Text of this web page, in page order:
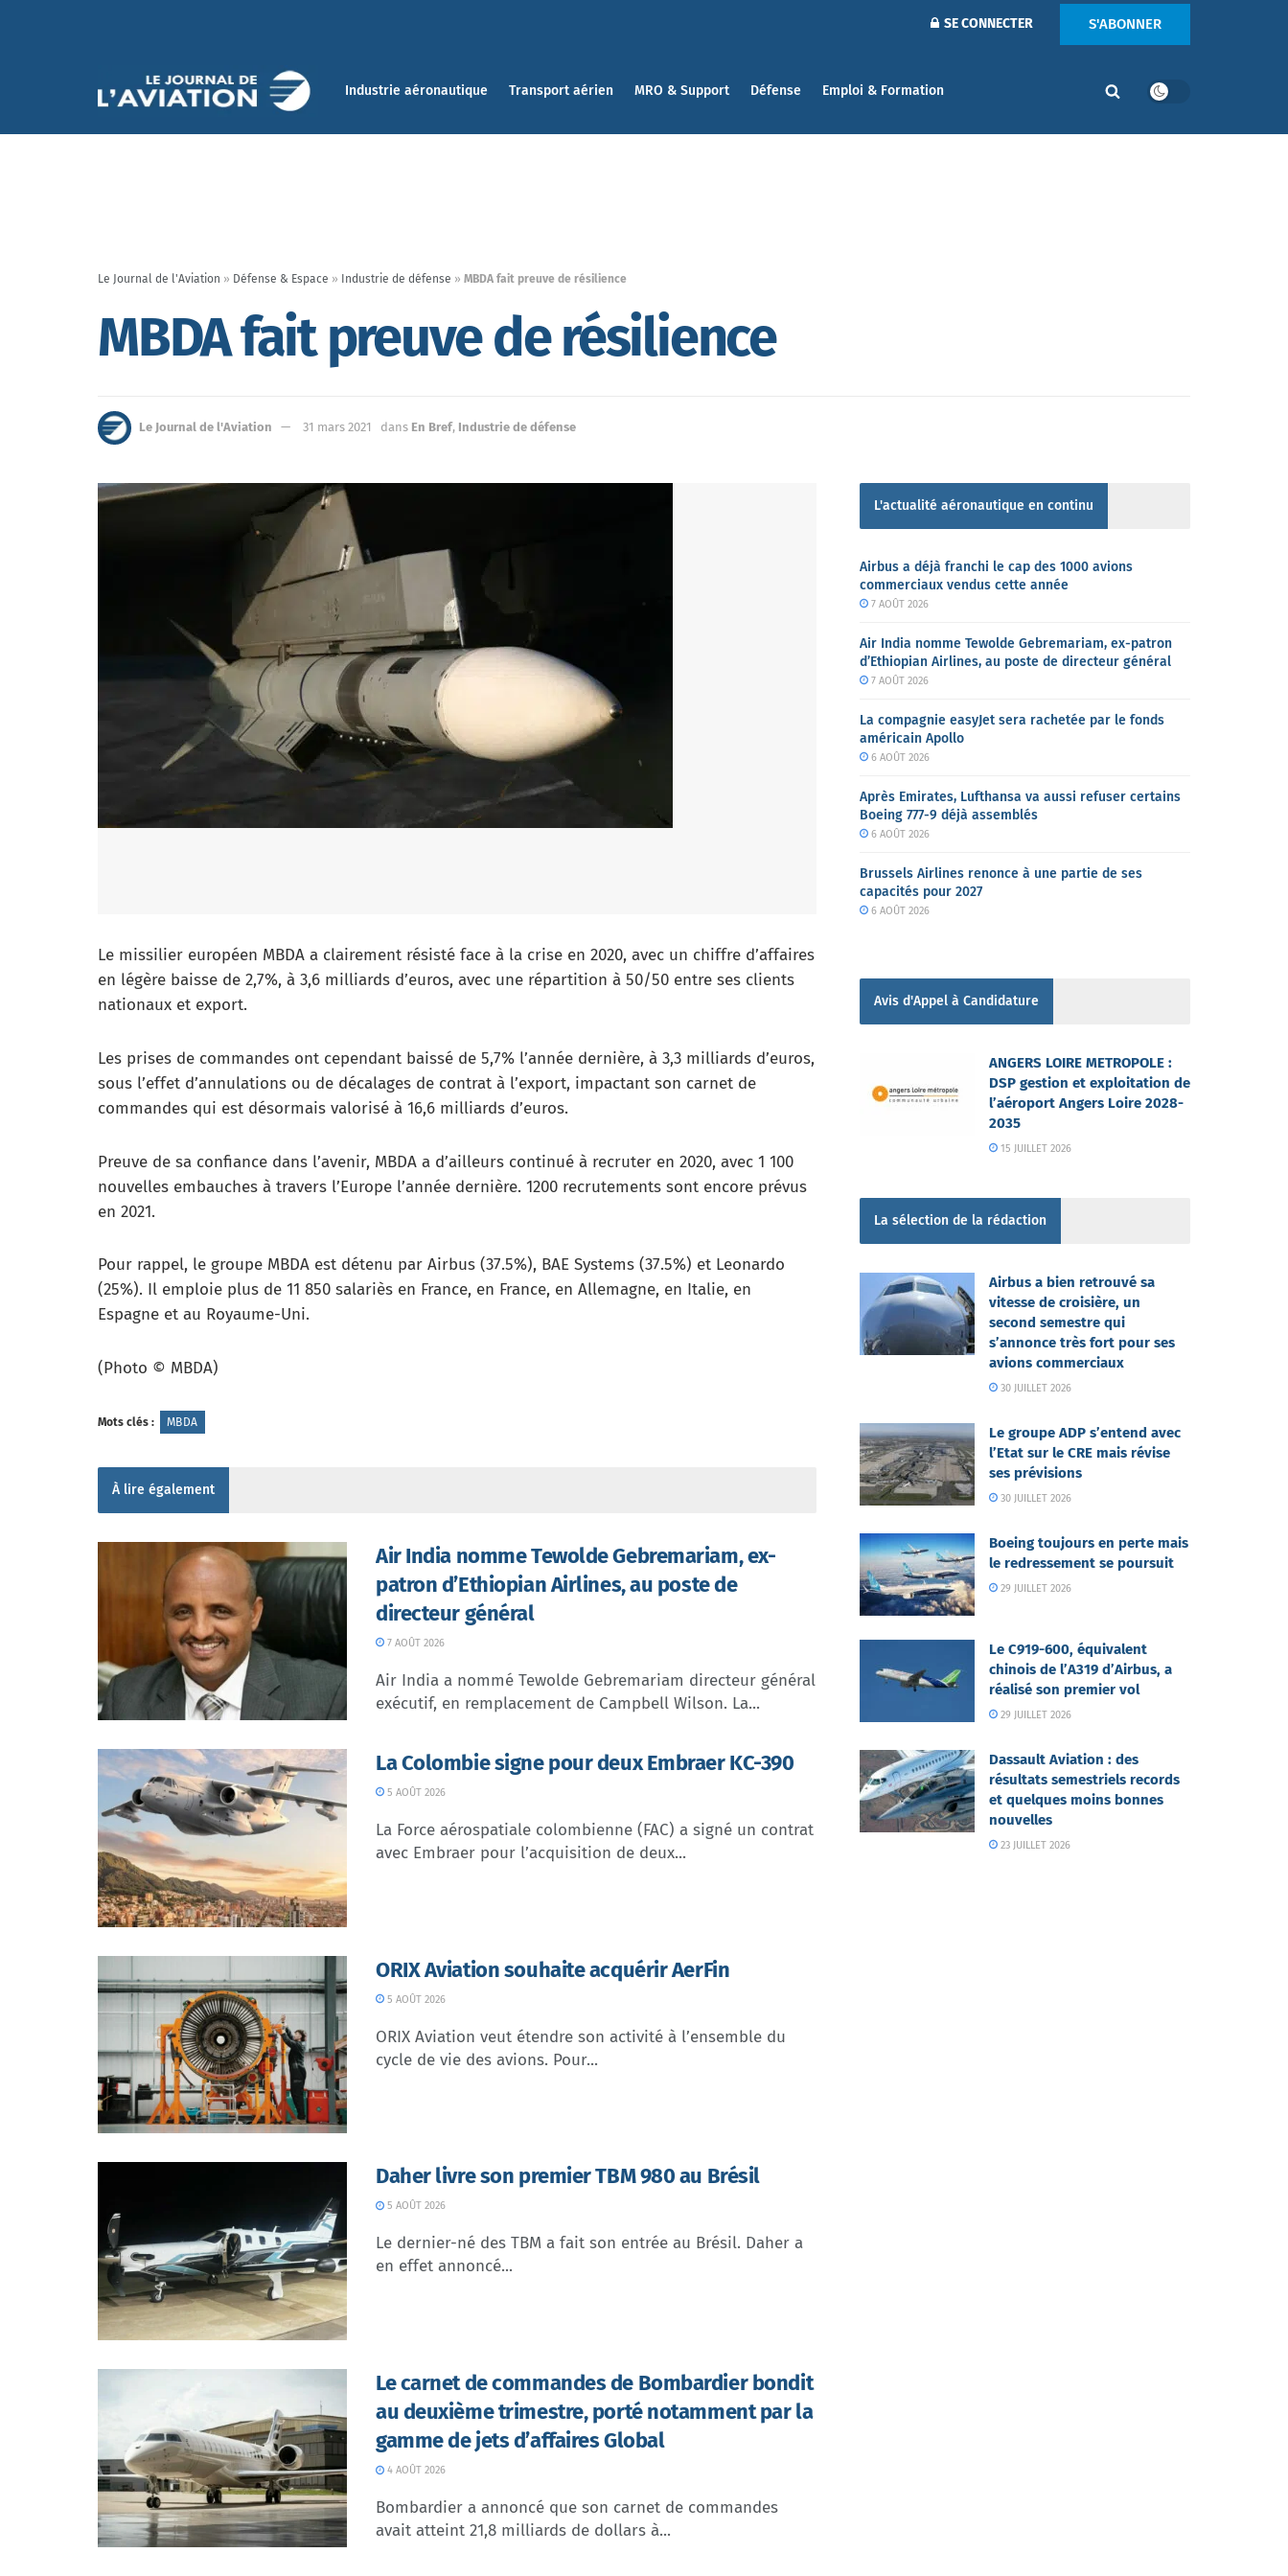
SE CONNECTER S'ABONNER
Industrie aéronautique Transport aérien MRO & Support Défense Emploi & Formation
Le Journal de l'Aviation » Défense & Espace » Industrie de défense » MBDA fait preuve de résilience
MBDA fait preuve de résilience
Le Journal de l'Aviation 31 mars 2021 dans En Bref, Industrie de défense
Le missilier européen MBDA a clairement résisté face à la crise en 2020, avec un chiffre d’affaires
en légère baisse de 2,7%, à 3,6 milliards d’euros, avec une répartition à 50/50 entre ses clients
nationaux et export.
Les prises de commandes ont cependant baissé de 5,7% l’année dernière, à 3,3 milliards d’euros,
sous l’effet d’annulations ou de décalages de contrat à l’export, impactant son carnet de
commandes qui est désormais valorisé à 16,6 milliards d’euros.
Preuve de sa confiance dans l’avenir, MBDA a d’ailleurs continué à recruter en 2020, avec 1 100
nouvelles embauches à travers l’Europe l’année dernière. 1200 recrutements sont encore prévus
en 2021.
Pour rappel, le groupe MBDA est détenu par Airbus (37.5%), BAE Systems (37.5%) et Leonardo
(25%). Il emploie plus de 11 850 salariès en France, en France, en Allemagne, en Italie, en
Espagne et au Royaume-Uni.
(Photo © MBDA)
Mots clés : MBDA
À lire également
Air India nomme Tewolde Gebremariam, ex-
patron d’Ethiopian Airlines, au poste de
directeur général
7 AOÛT 2026
Air India a nommé Tewolde Gebremariam directeur général
exécutif, en remplacement de Campbell Wilson. La...
La Colombie signe pour deux Embraer KC-390
5 AOÛT 2026
La Force aérospatiale colombienne (FAC) a signé un contrat
avec Embraer pour l’acquisition de deux...
ORIX Aviation souhaite acquérir AerFin
5 AOÛT 2026
ORIX Aviation veut étendre son activité à l’ensemble du
cycle de vie des avions. Pour...
Daher livre son premier TBM 980 au Brésil
5 AOÛT 2026
Le dernier-né des TBM a fait son entrée au Brésil. Daher a
en effet annoncé...
Le carnet de commandes de Bombardier bondit
au deuxième trimestre, porté notamment par la
gamme de jets d’affaires Global
4 AOÛT 2026
Bombardier a annoncé que son carnet de commandes
avait atteint 21,8 milliards de dollars à...
L'actualité aéronautique en continu
Airbus a déjà franchi le cap des 1000 avions
commerciaux vendus cette année
7 AOÛT 2026
Air India nomme Tewolde Gebremariam, ex-patron
d’Ethiopian Airlines, au poste de directeur général
7 AOÛT 2026
La compagnie easyJet sera rachetée par le fonds
américain Apollo
6 AOÛT 2026
Après Emirates, Lufthansa va aussi refuser certains
Boeing 777-9 déjà assemblés
6 AOÛT 2026
Brussels Airlines renonce à une partie de ses
capacités pour 2027
6 AOÛT 2026
Avis d'Appel à Candidature
ANGERS LOIRE METROPOLE :
DSP gestion et exploitation de
l’aéroport Angers Loire 2028-
2035
15 JUILLET 2026
La sélection de la rédaction
Airbus a bien retrouvé sa
vitesse de croisière, un
second semestre qui
s’annonce très fort pour ses
avions commerciaux
30 JUILLET 2026
Le groupe ADP s’entend avec
l’Etat sur le CRE mais révise
ses prévisions
30 JUILLET 2026
Boeing toujours en perte mais
le redressement se poursuit
29 JUILLET 2026
Le C919-600, équivalent
chinois de l’A319 d’Airbus, a
réalisé son premier vol
29 JUILLET 2026
Dassault Aviation : des
résultats semestriels records
et quelques moins bonnes
nouvelles
23 JUILLET 2026